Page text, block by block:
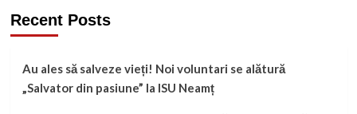
Recent Posts
Au ales să salveze vieți! Noi voluntari se alătură
„Salvator din pasiune” la ISU Neamț